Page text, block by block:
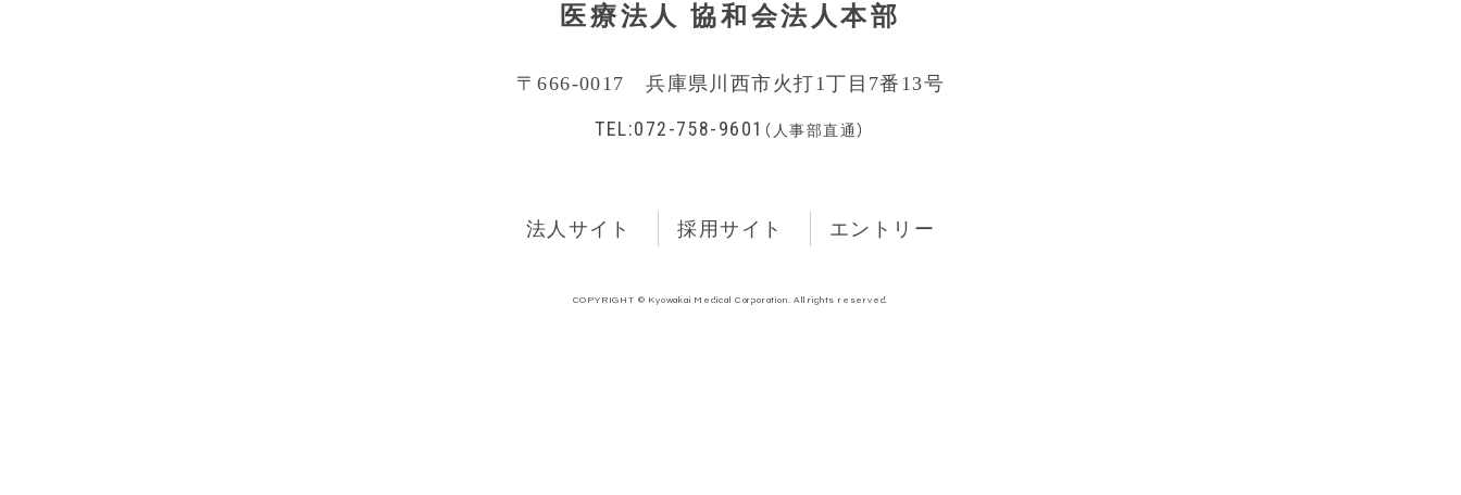
医療法人 協和会法人本部
〒666-0017 兵庫県川西市火打1丁目7番13号
TEL:072-758-9601 （人事部直通）
法人サイト 採用サイト エントリー
COPYRIGHT © Kyowakai Medical Corporation. All rights reserved.